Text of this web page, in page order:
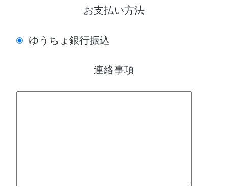
お支払い方法
ゆうちょ銀行振込
連絡事項